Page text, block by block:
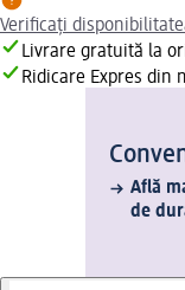
Verificați
Livrare gratuită la
Ridicare Expres din
Află
de